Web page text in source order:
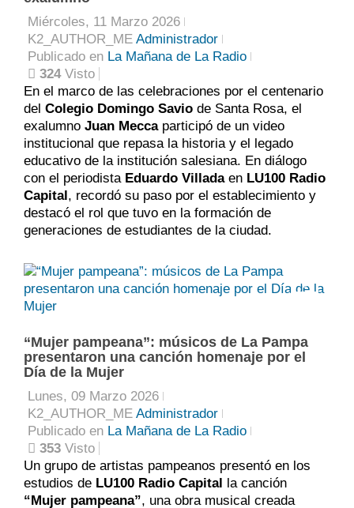
Miércoles, 11 Marzo 2026
K2_AUTHOR_ME Administrador
Publicado en La Mañana de La Radio
324Visto
En el marco de las celebraciones por el centenario
del Colegio Domingo Savio de Santa Rosa, el
exalumno Juan Meccaparticipó de un video
institucional que repasa la historia y el legado
educativo de la institución salesiana. En diálogo
con el periodista Eduardo Villadaen LU100 Radio
Capital, recordó su paso por el establecimiento y
destacó el rol que tuvo en la formación de
generaciones de estudiantes de la ciudad.
0
“Mujer pampeana”: músicos de La Pampa
presentaron una canción homenaje por el
Día de la Mujer
Lunes, 09 Marzo 2026
K2_AUTHOR_ME Administrador
Publicado en La Mañana de La Radio
353 Visto
Un grupo de artistas pampeanos presentó en los
estudios de LU100 Radio Capital la canción
“Mujer pampeana”, una obra musical creada